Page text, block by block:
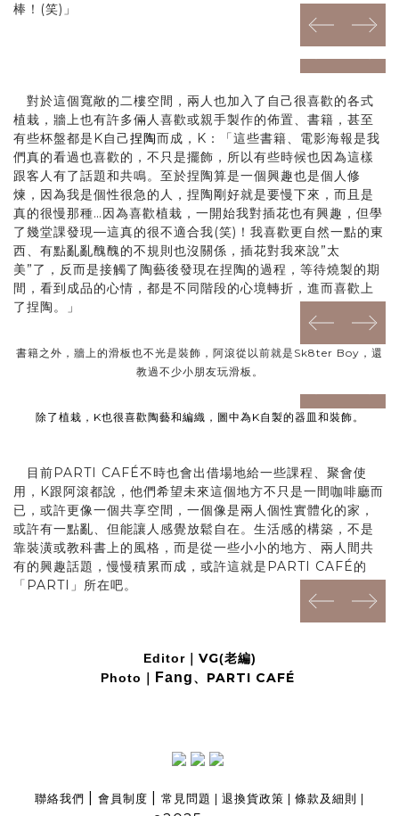
棒！(笑)」
prev
next
prev
next
對於這個寬敞的二樓空間，兩人也加入了自己很喜歡的各式
植栽，牆上也有許多倆人喜歡或親手製作的佈置、書籍，甚至
有些杯盤都是K自己捏陶而成，K：「這些書籍、電影海報是我
們真的看過也喜歡的，不只是擺飾，所以有些時候也因為這樣
跟客人有了話題和共鳴。至於捏陶算是一個興趣也是個人修
煉，因為我是個性很急的人，捏陶剛好就是要慢下來，而且是
真的很慢那種…因為喜歡植栽，一開始我對插花也有興趣，但學
了幾堂課發現—這真的很不適合我(笑)！我喜歡更自然一點的東
西、有點亂亂醜醜的不規則也沒關係，插花對我來說”太
美”了，反而是接觸了陶藝後發現在捏陶的過程，等待燒製的期
間，看到成品的心情，都是不同階段的心境轉折，進而喜歡上
了捏陶。」
prev next
書籍之外，牆上的滑板也不光是裝飾，阿滾從以前就是Sk8ter Boy，還
教過不少小朋友玩滑板。
除了植栽，K也很喜歡陶藝和編織，圖中為K自製的器皿和裝飾。
目前PARTI CAFÉ不時也會出借場地給一些課程、聚會使
用，K跟阿滾都說，他們希望未來這個地方不只是一間咖啡廳而
已，或許更像一個共享空間，一個像是兩人個性實體化的家，
或許有一點亂、但能讓人感覺放鬆自在。生活感的構築，不是
靠裝潢或教科書上的風格，而是從一些小小的地方、兩人間共
有的興趣話題，慢慢積累而成，或許這就是PARTI CAFÉ的
「PARTI」所在吧。
prev next
Editor｜ VG(老編)
Photo｜
Fang、 PARTI CAFÉ
聯絡我們 會員制度 常見問題 | 退換貨政策 | 條款及細則 |